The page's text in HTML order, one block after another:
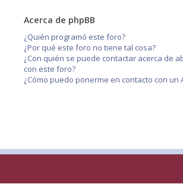
Acerca de phpBB
¿Quién programó este foro?
¿Por qué este foro no tiene tal cosa?
¿Con quién se puede contactar acerca de
con este foro?
¿Cómo puedo ponerme en contacto con un